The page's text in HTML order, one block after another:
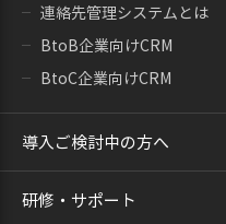
連絡先管理システムとは
BtoB企業向けCRM
BtoC企業向けCRM
導入ご検討中の方へ
研修・サポート